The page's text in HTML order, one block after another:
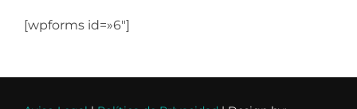
[wpforms id=»6″]